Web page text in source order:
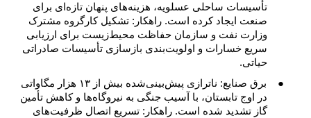
تأسیسات ساحلی عسلویه، هزینه‌های پنهان تازه‌ای برای
صنعت ایجاد کرده است. راهکار: تشکیل کارگروه مشترک
وزارت نفت و سازمان حفاظت محیط‌زیست برای ارزیابی
سریع خسارات و اولویت‌بندی بازسازی تأسیسات صادراتی
حیاتی.
●
برق صنایع: ناترازی پیش‌بینی‌شده بیش از ۱۳ هزار مگاواتی
در اوج تابستان، با آسیب جنگی به نیروگاه‌ها و کاهش تأمین
گاز تشدید شده است. راهکار: تسریع اتصال ظرفیت‌های